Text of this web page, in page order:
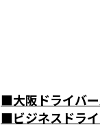
■大阪ドライバ
■ビジネスドラ